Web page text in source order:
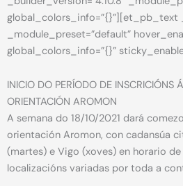
global_colors_info=”{}”][et_pb_text
_module_preset=”default”
global_colors_info=”{}”
INICIO DO PERÍODO DE INSCRICIÓNS
ORIENTACIÓN AROMON
A semana do 18/10/2021 dará
orientación Aromon, con cadansúa
(martes) e Vigo (xoves) en horario de
localizacións variadas por toda a